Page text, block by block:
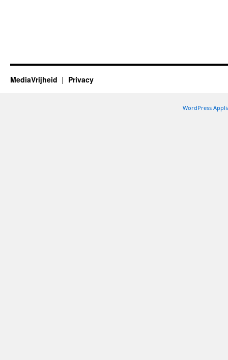
MediaVrijheid Privacy
WordPress